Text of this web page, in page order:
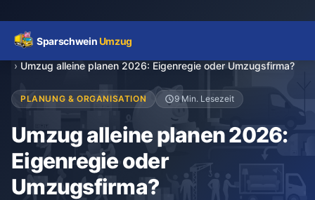
SparschweinUmzug
Umzugspreisvergleich
Umzugskosten
Kostenrechner
Startseite
› Umzug alleine planen 2026: Eigenregie oder Umzugsfirma?
PLANUNG & ORGANISATION 9 Min. Lesezeit
Umzug alleine planen 2026:
Eigenregie oder
Umzugsfirma?